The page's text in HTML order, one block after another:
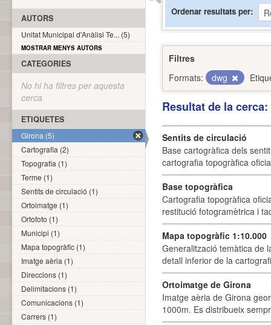
Ordenar resultats per
Filtres
Formats:
dwg
Resultat de la
Sentits de circulació
Base cartogràfica dels
cartografia topogràfica
Base topogràfica
Cartografia topogràfica
restitució fotogramètrica i
Mapa topogràfic 1:10.000
Generalització temàtica de
detall inferior de la
Ortoimatge de Girona
Imatge aèria de Girona
1000m. Es distribueix
AUTORS
Unitat Municipal d'Anàlisi Te... (5)
MOSTRAR MENYS AUTORS
CATEGORIES
No hi ha filtres per aquesta
cerca
ETIQUETES
Girona (5)
Cartografia (2)
Topografia (1)
Terme (1)
Sentits de circulació (1)
Ortoimatge (1)
Ortofoto (1)
Municipi (1)
Mapa topogràfic (1)
Imatge aèria (1)
Direccions (1)
Delimitacions (1)
Comunicacions (1)
Carrers (1)